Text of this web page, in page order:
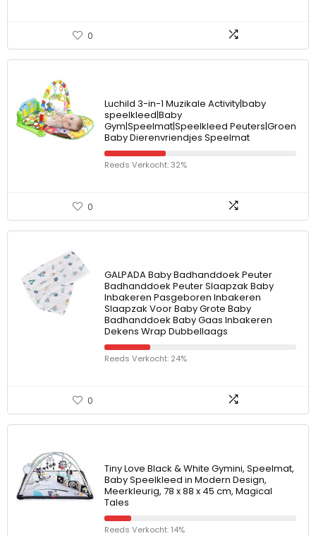
0
Luchild 3-in-1 Muzikale Activity|baby
speelkleed|Baby
Gym|Speelmat|Speelkleed Peuters|Groen
Baby Dierenvriendjes Speelmat
Reeds Verkocht: 32%
0
GALPADA Baby Badhanddoek Peuter
Badhanddoek Peuter Slaapzak Baby
Inbakeren Pasgeboren Inbakeren
Slaapzak Voor Baby Grote Baby
Badhanddoek Baby Gaas Inbakeren
Dekens Wrap Dubbellaags
Reeds Verkocht: 24%
0
Tiny Love Black & White Gymini, Speelmat,
Baby Speelkleed in Modern Design,
Meerkleurig, 78 x 88 x 45 cm, Magical
Tales
Reeds Verkocht: 14%